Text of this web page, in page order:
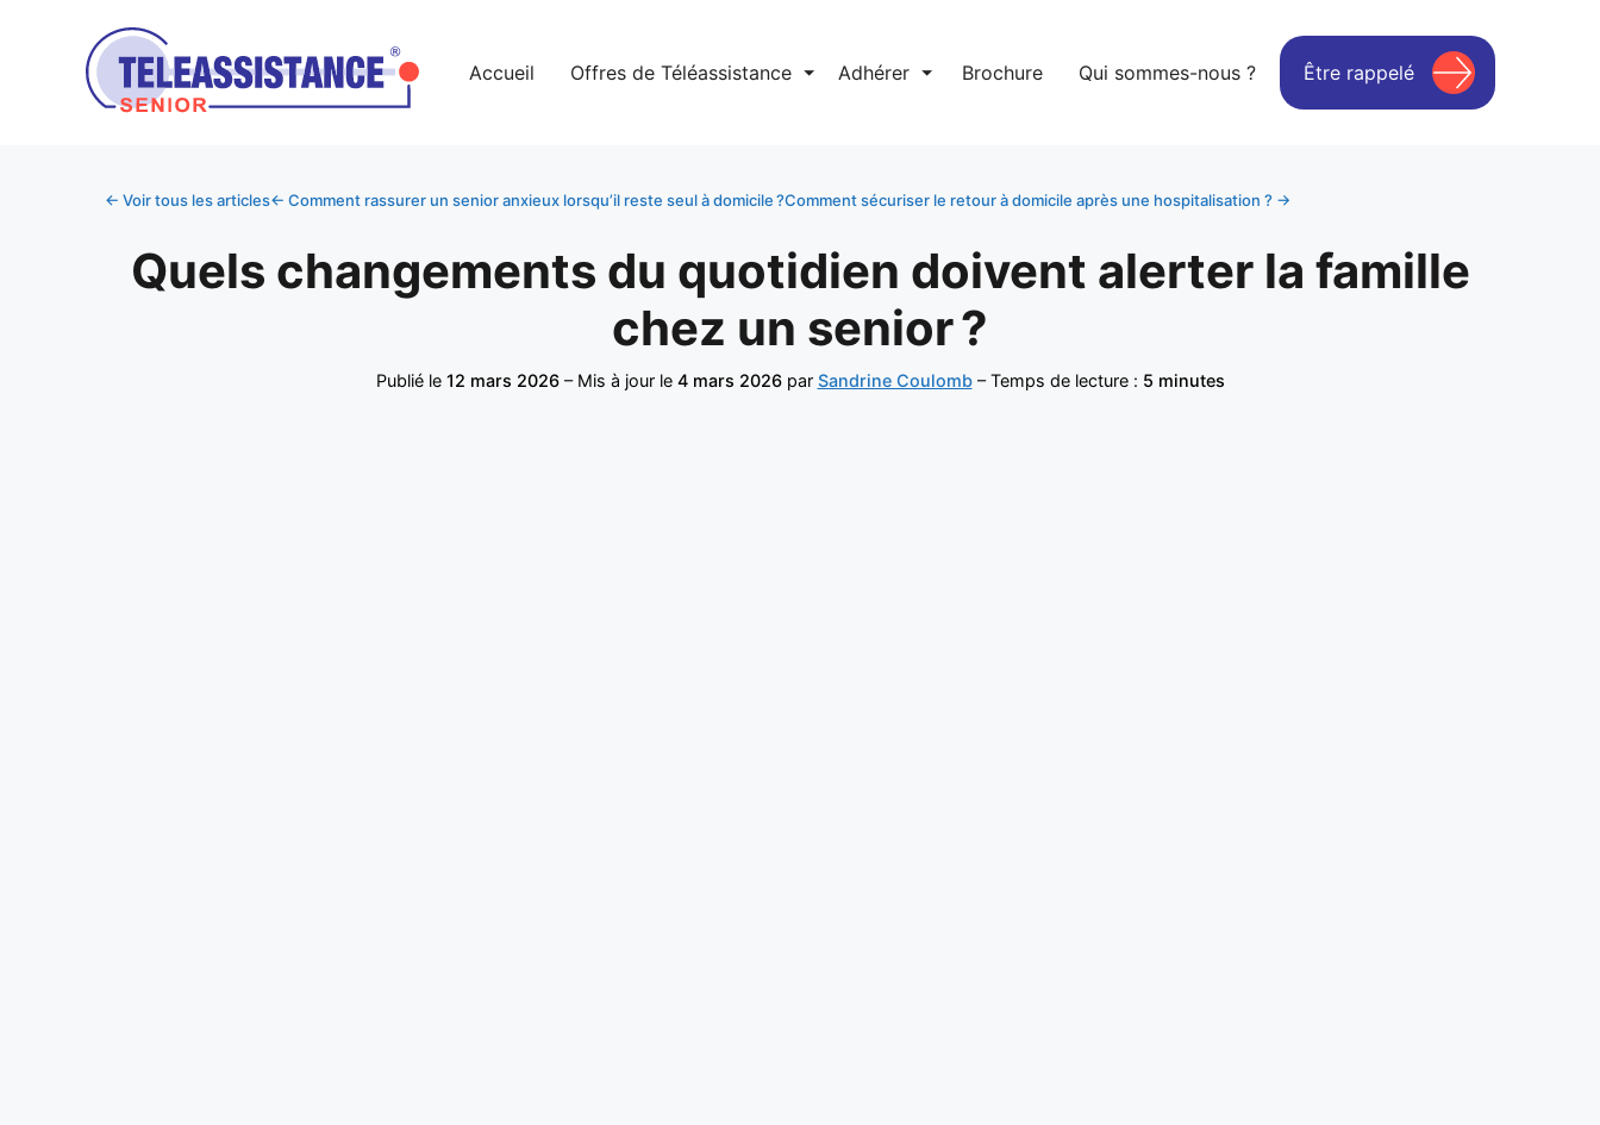
Accueil Offres de Téléassistance ⏷ Adhérer ⏷ Brochure Qui sommes-nous ? Être rappelé
← Voir tous les articles← Comment rassurer un senior anxieux lorsqu’il reste seul à domicile ?Comment sécuriser le retour à domicile après une hospitalisation ? →
Quels changements du quotidien doivent alerter la famille
chez un senior ?
Publié le 12 mars 2026– Mis à jour le 4 mars 2026par Sandrine Coulomb– Temps de lecture : 5 minutes